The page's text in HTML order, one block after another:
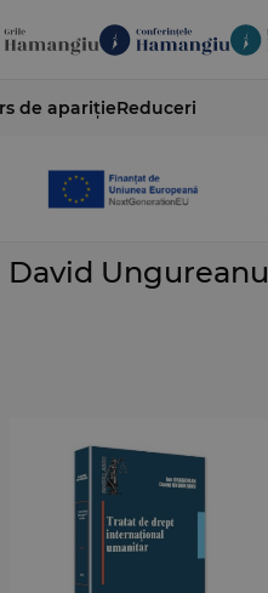
de aparițieReduceri
David Ungureanu